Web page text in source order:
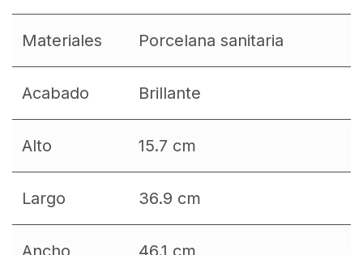
Materiales Porcelana sanitaria
Acabado Brillante
Alto 15.7 cm
Largo 36.9 cm
Ancho 46.1 cm